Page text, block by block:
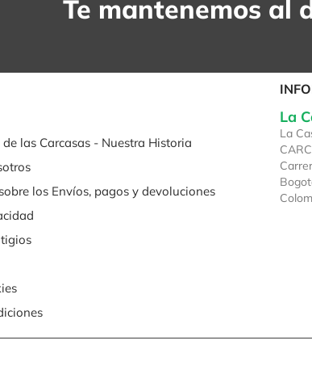
Te mantenemos al
de las Carcasas - Nuestra Historia
los Envíos, pagos y devoluciones
La
La